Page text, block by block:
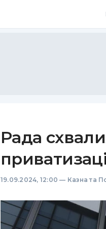
Рада
19.09.2024, 12:00 — Казна та